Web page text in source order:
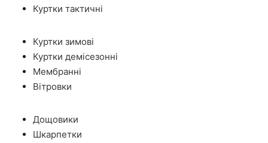
Куртки тактичні
Куртки зимові
Куртки демісезонні
Мембранні
Вітровки
Дощовики
Шкарпетки